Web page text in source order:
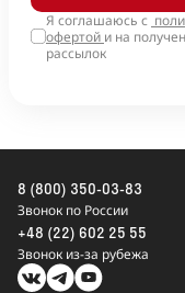
Я соглашаюсь с
офертой и на
рассылок
8 (800) 350-03-83
Звонок по России
+48 (22) 602 25 55
Звонок из-за рубежа